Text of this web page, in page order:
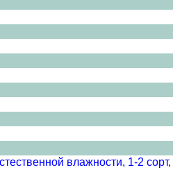
влажности, 1-2